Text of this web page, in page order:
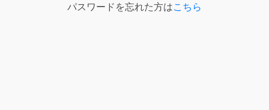
パスワードを忘れた方はこちら